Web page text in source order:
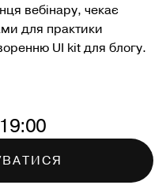
вебінару, чекає
для практики
UI kit для блогу.